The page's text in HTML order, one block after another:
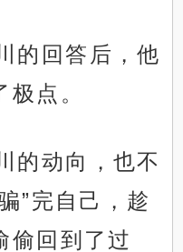
的回答后，他
点。
的动向，也不
”完自己，趁
偷回到了过